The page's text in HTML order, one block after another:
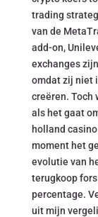
trading
van de
add-on,
exchanges
omdat zij niet
creëren. Toch
als het gaat
holland
moment het
evolutie van
terugkoop
percentage.
uit mijn